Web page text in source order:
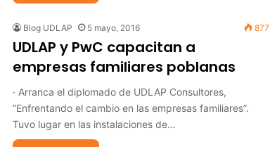
Blog UDLAP 5 mayo, 2016 877
UDLAP y PwC capacitan a
empresas familiares poblanas
· Arranca el diplomado de UDLAP Consultores,
“Enfrentando el cambio en las empresas familiares”.
Tuvo lugar en las instalaciones de…